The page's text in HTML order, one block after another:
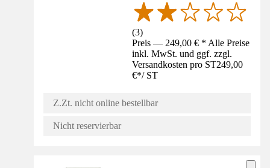
(3)
Preis — 249,00 € * Alle Preise
inkl. MwSt. und ggf. zzgl.
Versandkosten pro ST249,00
€*/ ST
Z.Zt. nicht online bestellbar
Nicht reservierbar